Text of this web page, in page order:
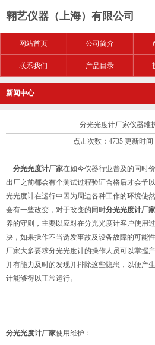
翱艺仪器（上海）有限公司
网站首页 公司简介
联系我们 产品目录
新闻中心
分光光度计厂家仪器维
点击次数：4735 更新时间
分光光度计厂家在如今仪器行业普及的同时
出厂之前都会有个测试过程验证合格后才会予
光光度计在运行中因为周边各种工作的环境使
会有一些改变，对于改变的同时分光光度计厂家
养的守则，主要以应对在分光光度计客户使用
决，如果操作不当诱发事故及设备故障的可能
厂家大多要求分光光度计的操作人员可以掌握
并有能力及时的发现并排除这些隐患，以便产
计能够得以正常运行。
分光光度计厂家使用维护：